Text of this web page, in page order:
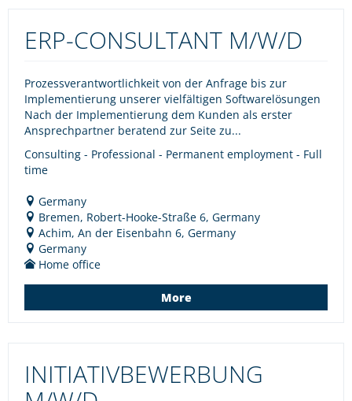
ERP-CONSULTANT M/W/D
Prozessverantwortlichkeit von der Anfrage bis zur
Implementierung unserer vielfältigen Softwarelösungen
Nach der Implementierung dem Kunden als erster
Ansprechpartner beratend zur Seite zu...
Consulting - Professional - Permanent employment - Full
time
Germany
Bremen, Robert-Hooke-Straße 6, Germany
Achim, An der Eisenbahn 6, Germany
Germany
Home office
More
INITIATIVBEWERBUNG